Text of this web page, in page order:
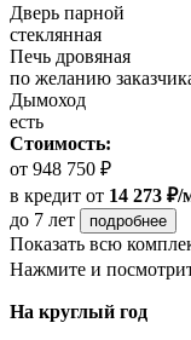
Дверь парной
стеклянная
Печь дровяная
по желанию
Дымоход
есть
Стоимость:
от 948 750 ₽
в кредит от 14 273 ₽/
до 7 лет
подробнее
Показать всю
Нажмите и
На круглый год